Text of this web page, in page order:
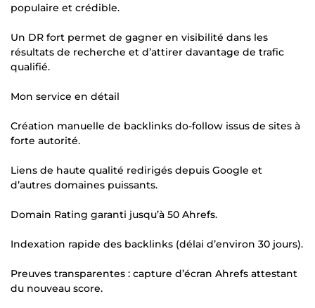
populaire et crédible.
Un DR fort permet de gagner en visibilité dans les
résultats de recherche et d’attirer davantage de trafic
qualifié.
Mon service en détail
Création manuelle de backlinks do-follow issus de sites à
forte autorité.
Liens de haute qualité redirigés depuis Google et
d’autres domaines puissants.
Domain Rating garanti jusqu’à 50 Ahrefs.
Indexation rapide des backlinks (délai d’environ 30 jours).
Preuves transparentes : capture d’écran Ahrefs attestant
du nouveau score.